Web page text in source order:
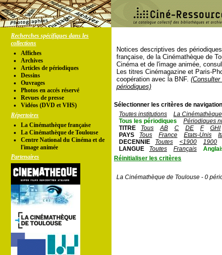
Recherches spécifiques dans les
collections
Affiches
Archives
Articles de périodiques
Dessins
Ouvrages
Photos en accés réservé
Revues de presse
Vidéos (DVD et VHS)
Répertoires
La Cinémathèque française
La Cinémathèque de Toulouse
Centre National du Cinéma et de
l'image animée
Partenaires
Notices descriptives des
française, de la Cinémathèque de
Cinéma et de l'image animée,
Les titres Cinémagazine et Paris-
coopération avec la BNF.
périodiques)
Sélectionner les critères de
Toutes institutions
La
Tous les périodiques
Périodiques
TITRE
Tous AB C DE F
GHI
PAYS
Tous France Etats-Unis
DECENNIE
Toutes <1900
1900
LANGUE
Toutes Français
Réinitialiser les critères
La Cinémathèque de Toulouse - 0